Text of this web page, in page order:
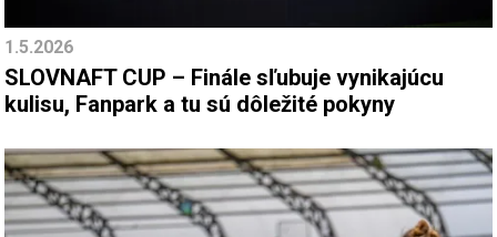
1.5.2026
SLOVNAFT CUP – Finále sľubuje vynikajúcu
kulisu, Fanpark a tu sú dôležité pokyny